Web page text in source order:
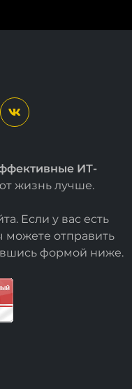
ИТ-
жизнь лучше.
Если у вас есть
отправить
формой ниже.